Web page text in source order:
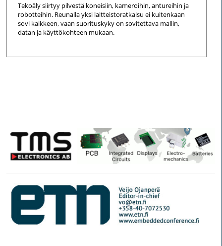
Tekoäly siirtyy pilvestä koneisiin, kameroihin, antureihin ja
robotteihin. Reunalla yksi laitteistoratkaisu ei kuitenkaan
sovi kaikkeen, vaan suorituskyky on sovitettava mallin,
datan ja käyttökohteen mukaan.